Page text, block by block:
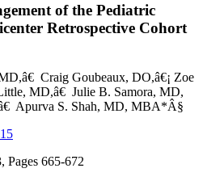
of the Pediatric
Retrospective Cohort
Craig Goubeaux, DO,â€¡ Zoe
MD,â€ Julie B. Samora, MD,
Apurva S. Shah, MD, MBA*Â§
Pages 665-672